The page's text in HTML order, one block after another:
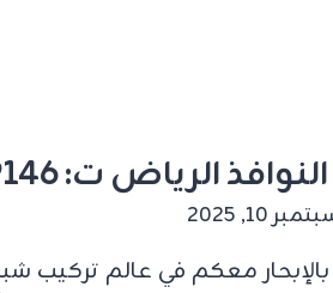
شباك حديد للنوافذ الرياض
10, 2025
معكم في عالم تركيب